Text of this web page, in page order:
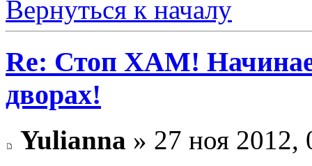
Вернуться к началу
Re: Стоп ХАМ!
дворах!
Yulianna » 27 ноя 2012,